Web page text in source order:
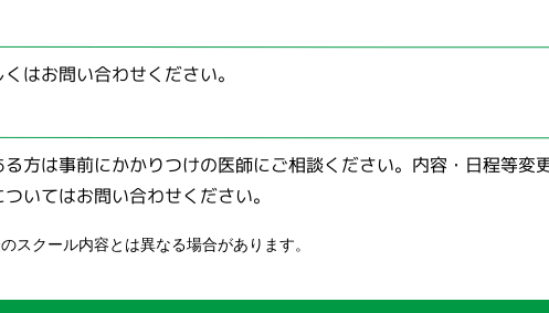
はお問い合わせください。
方は事前にかかりつけの医師にご相談ください。内容・日程等変
いてはお問い合わせください。
スクール内容とは異なる場合があります。